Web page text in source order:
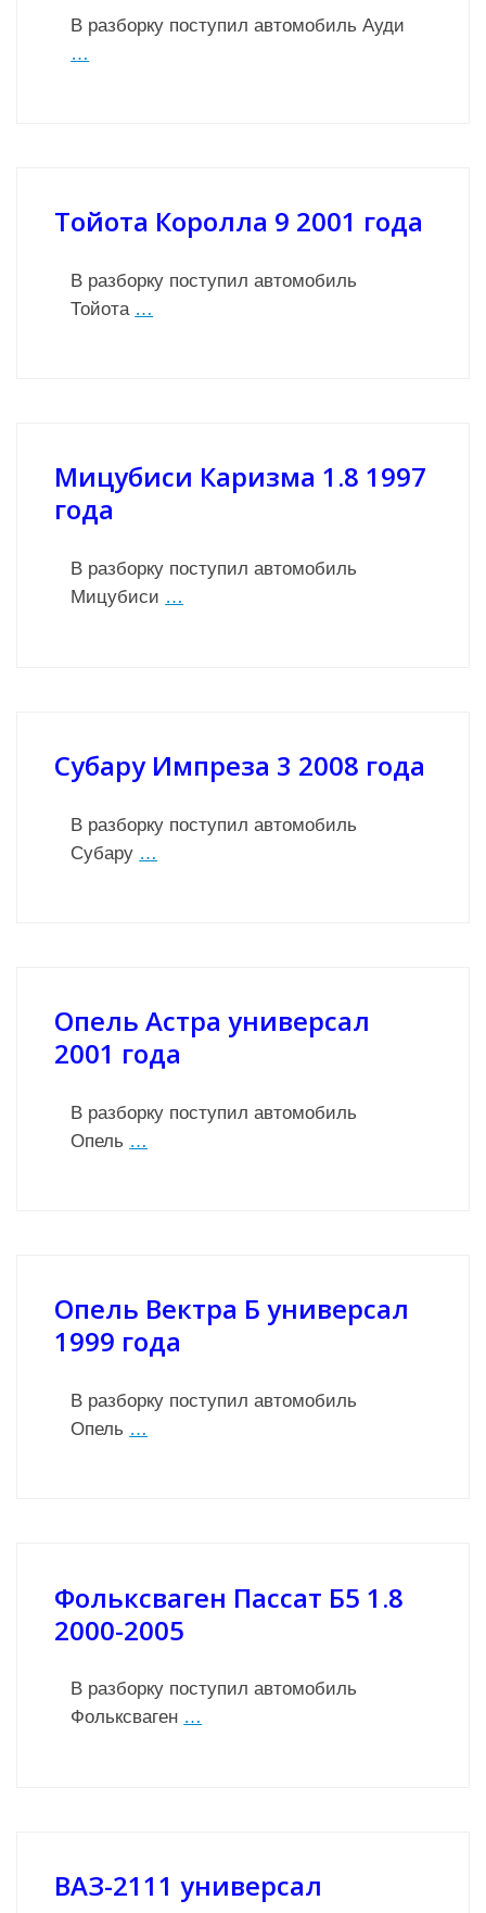
В разборку поступил автомобиль Ауди
…
Тойота Королла 9 2001 года
В разборку поступил автомобиль
Тойота …
Мицубиси Каризма 1.8 1997
года
В разборку поступил автомобиль
Мицубиси …
Субару Импреза 3 2008 года
В разборку поступил автомобиль
Субару …
Опель Астра универсал
2001 года
В разборку поступил автомобиль
Опель …
Опель Вектра Б универсал
1999 года
В разборку поступил автомобиль
Опель …
Фольксваген Пассат Б5 1.8
2000-2005
В разборку поступил автомобиль
Фольксваген …
ВАЗ-2111 универсал